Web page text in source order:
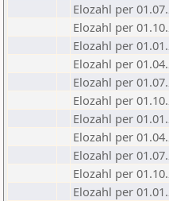
Elozahl per
Elozahl per
Elozahl per
Elozahl per
Elozahl per
Elozahl per
Elozahl per
Elozahl per
Elozahl per
Elozahl per
Elozahl per